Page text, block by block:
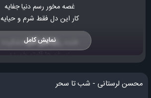
غصه مخور رسم دنیا جفایه
کار این دل فقط شرم و حیایه
خنده روی لبای من خشکیده
زیر غم ها قامتم خمیده
آهوی من ز چنگالم رمیده
آهوی من ز چنگالم رمیده
نمایش کامل
محسن لرستانی - شب تا سحر